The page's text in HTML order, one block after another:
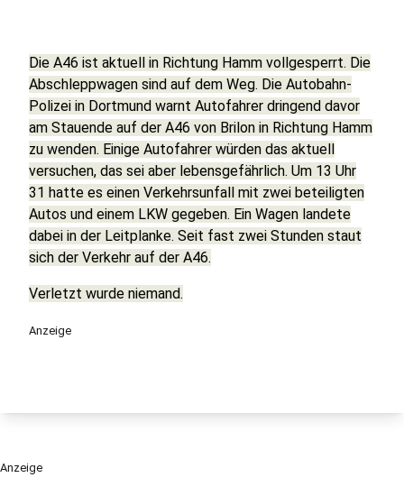
Die A46 ist aktuell in Richtung Hamm vollgesperrt. Die
Abschleppwagen sind auf dem Weg. Die Autobahn-
Polizei in Dortmund warnt Autofahrer dringend davor
am Stauende auf der A46 von Brilon in Richtung Hamm
zu wenden. Einige Autofahrer würden das aktuell
versuchen, das sei aber lebensgefährlich. Um 13 Uhr
31 hatte es einen Verkehrsunfall mit zwei beteiligten
Autos und einem LKW gegeben. Ein Wagen landete
dabei in der Leitplanke. Seit fast zwei Stunden staut
sich der Verkehr auf der A46.
Verletzt wurde niemand.
Anzeige
Anzeige